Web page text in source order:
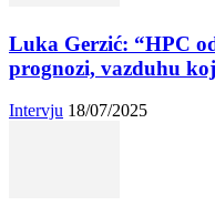
Luka Gerzić: “HPC
prognozi, vazduhu
Intervju 18/07/2025